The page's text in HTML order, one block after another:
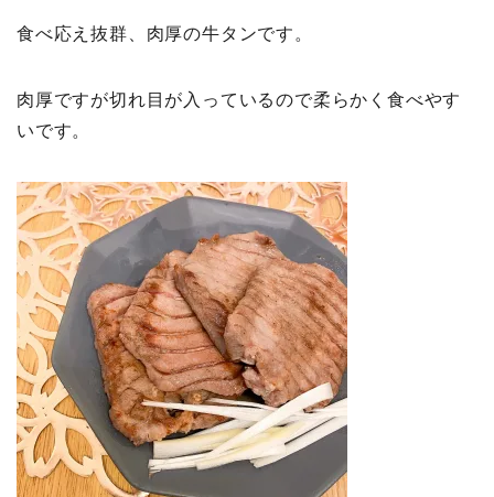
食べ応え抜群、肉厚の牛タンです。
肉厚ですが切れ目が入っているので柔らかく食べやす
いです。